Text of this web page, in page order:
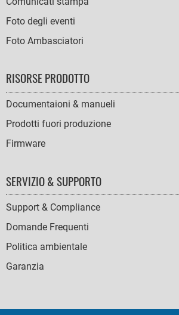
Foto degli eventi
Foto Ambasciatori
RISORSE PRODOTTO
Documentaioni & manueli
Prodotti fuori produzione
Firmware
SERVIZIO & SUPPORTO
Support & Compliance
Domande Frequenti
Politica ambientale
Garanzia